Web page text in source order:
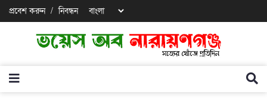
প্রবেশ করুন / নিবন্ধন